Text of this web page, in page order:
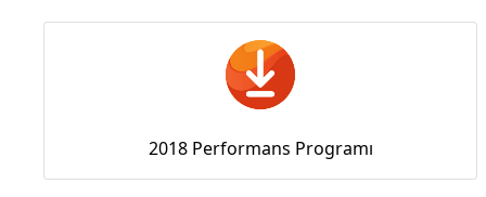
2018 Performans Programı